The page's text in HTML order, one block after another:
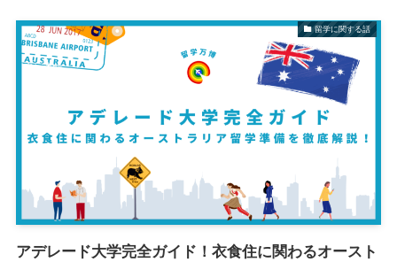
留学に関する話
アデレード大学完全ガイド！衣食住に関わるオースト